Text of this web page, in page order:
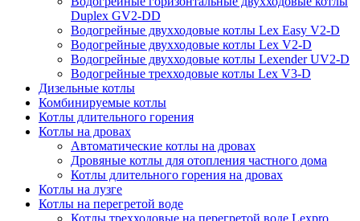
Duplex GV2-DD
Водогрейные двухходовые котлы Lex Easy V2-D
Водогрейные двухходовые котлы Lex V2-D
Водогрейные двухходовые котлы Lexender UV2-D
Водогрейные трехходовые котлы Lex V3-D
Дизельные котлы
Комбинируемые котлы
Котлы длительного горения
Котлы на дровах
Автоматические котлы на дровах
Дровяные котлы для отопления частного дома
Котлы длительного горения на дровах
Котлы на лузге
Котлы на перегретой воде
Котлы трехходовые на перегретой воде Lexpro